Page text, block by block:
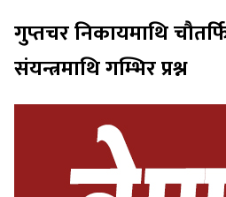
गुप्तचर निकायमाथि
संयन्त्रमाथि गम्भिर प्रश्न